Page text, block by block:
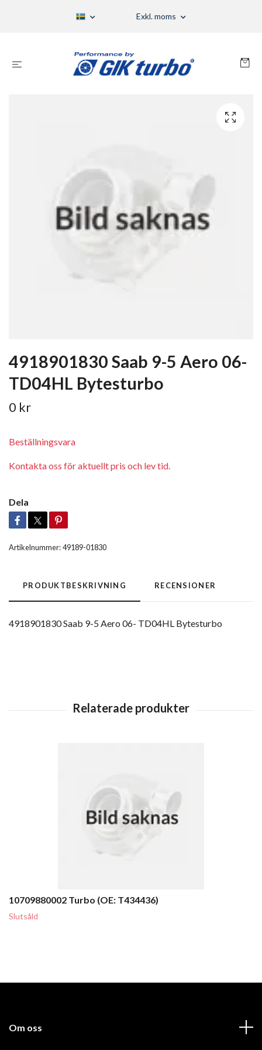
Exkl. moms
4918901830 Saab 9-5 Aero 06-
TD04HL Bytesturbo
0 kr
Beställningsvara
Kontakta oss för aktuellt pris och lev tid.
Dela
Artikelnummer:49189-01830
PRODUKTBESKRIVNING RECENSIONER
4918901830 Saab 9-5 Aero 06- TD04HL Bytesturbo
10709880002 Turbo (OE: T434436)
Slutsåld
Om oss